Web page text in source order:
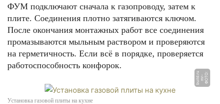
ФУМ подключают сначала к газопроводу, затем к
плите. Соединения плотно затягиваются ключом.
После окончания монтажных работ все соединения
промазываются мыльным раствором и проверяются
на герметичность. Если всё в порядке, проверяется
работоспособность конфорок.
Ф
О
Т
О:
m
r
- b
uil
d. r
u
Установка газовой плиты на кухне